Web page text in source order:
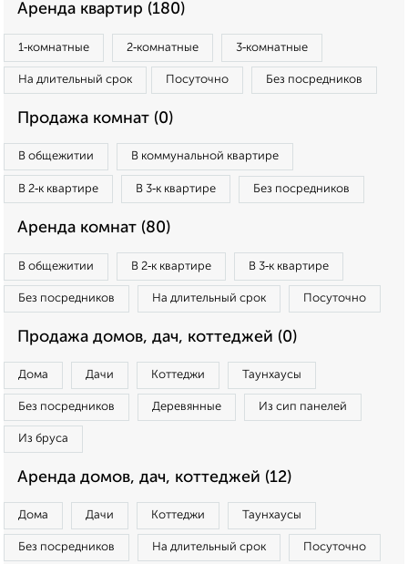
Аренда квартир (180)
1‑комнатные 2‑комнатные 3‑комнатные
На длительный срок Посуточно Без посредников
Продажа комнат (0)
В общежитии В коммунальной квартире
В 2‑к квартире В 3‑к квартире Без посредников
Аренда комнат (80)
В общежитии В 2‑к квартире В 3‑к квартире
Без посредников На длительный срок Посуточно
Продажа домов, дач, коттеджей (0)
Дома Дачи Коттеджи Таунхаусы
Без посредников Деревянные Из сип панелей
Из бруса
Аренда домов, дач, коттеджей (12)
Дома Дачи Коттеджи Таунхаусы
Без посредников На длительный срок Посуточно